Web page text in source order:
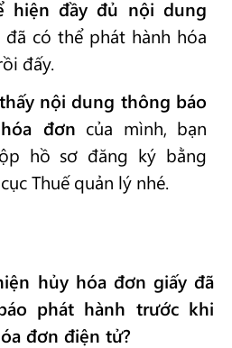
hiện đầy đủ nội dung
có thể phát hành hóa
đấy.
nội dung thông báo
đơn của mình, bạn
hồ sơ đăng ký bằng
Thuế quản lý nhé.
hủy hóa đơn giấy đã
phát hành trước khi
đơn điện tử?